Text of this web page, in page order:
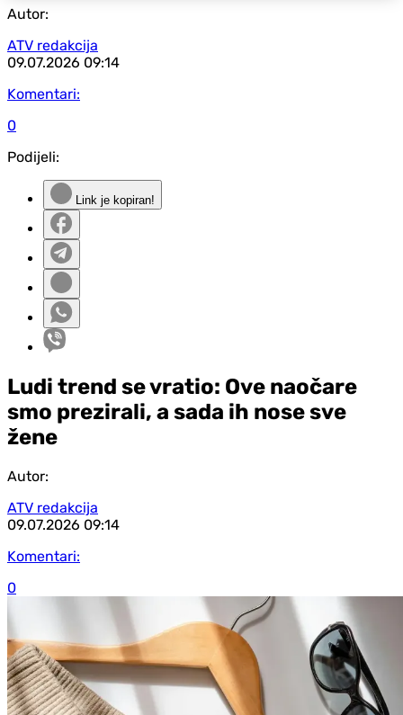
Autor:
ATV redakcija
09.07.2026 09:14
Komentari:
0
Podijeli:
Link je kopiran!
Ludi trend se vratio: Ove naočare
smo prezirali, a sada ih nose sve
žene
Autor:
ATV redakcija
09.07.2026 09:14
Komentari:
0